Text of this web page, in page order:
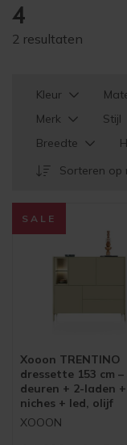
4
2 resultaten
Kleur
Merk
Stijl
Breedte
SALE
Xooon TRENTINO
dressette 153 cm –
deuren + 2-laden
niches + led, olijf
XOOON